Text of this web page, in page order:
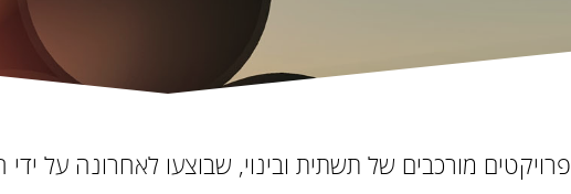
פרויקטים מורכבים של תשתית ובינוי, שבוצעו לאחרונה על